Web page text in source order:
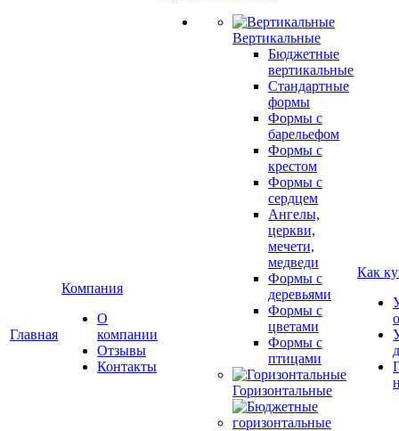
Главная
Компания
О
компании
Отзывы
Контакты
Вертикальные
Бюджетные
вертикальные
Стандартные
формы
Формы с
барельефом
Формы с
крестом
Формы с
сердцем
Ангелы,
церкви,
мечети,
медведи
Формы с
деревьями
Формы с
цветами
Формы с
птицами
Горизонтальные
Как